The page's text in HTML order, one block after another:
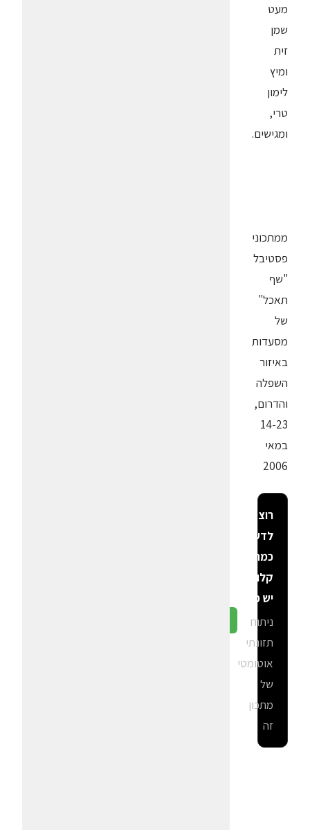
מעט
שמן
זית
ומיץ
לימון
טרי,
ומגישים.
ממתכוני
פסטיבל
"שף
תאכל"
של
מסעדות
באיזור
השפלה
והדרום,
14-23
במאי
2006
רוצה
לדעת
כמה
קלוריות
יש פה?
ניתוח
תזונתי
אוטומטי
של
מתכון
זה